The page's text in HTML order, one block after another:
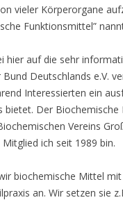
vieler Körperorgane
Funktionsmittel”
hier auf die sehr
Deutschlands e.V.
Interessierten ein
bietet. Der Biochemische
Vereins
ich seit 1989 bin.
biochemische Mittel
an. Wir setzen sie